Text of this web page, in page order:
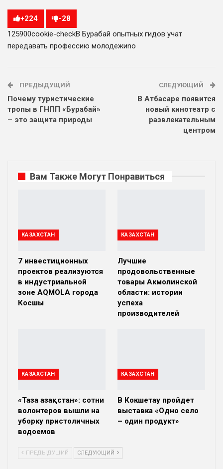
+224 -28
125900cookie-checkВ Бурабай опытных гидов учат
передавать профессию молодежиno
ПРЕДЫДУЩИЙ
Почему туристические
тропы в ГНПП «Бурабай»
– это защита природы
СЛЕДУЮЩИЙ
В Атбасаре появится
новый кинотеатр с
развлекательным
центром
Вам Также Могут Понравиться
КАЗАХСТАН
7 инвестиционных
проектов реализуются
в индустриальной
зоне AQMOLA города
Косшы
КАЗАХСТАН
Лучшие
продовольственные
товары Акмолинской
области: истории
успеха
производителей
КАЗАХСТАН
«Таза Қазақстан»: сотни
волонтеров вышли на
уборку пристоличных
водоемов
КАЗАХСТАН
В Кокшетау пройдет
выставка «Одно село
– один продукт»
ПРЕДЫДУЩИЙ СЛЕДУЮЩИЙ